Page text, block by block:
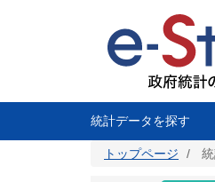
に
統計データを探す
トップページ